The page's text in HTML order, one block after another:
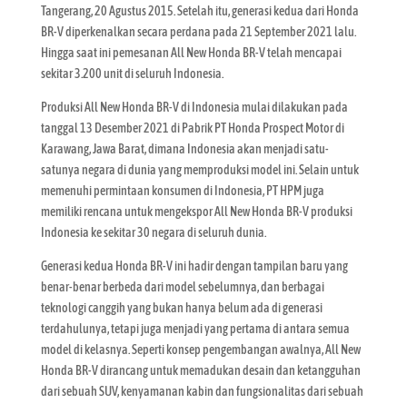
Tangerang, 20 Agustus 2015. Setelah itu, generasi kedua dari Honda
BR-V diperkenalkan secara perdana pada 21 September 2021 lalu.
Hingga saat ini pemesanan All New Honda BR-V telah mencapai
sekitar 3.200 unit di seluruh Indonesia.
Produksi All New Honda BR-V di Indonesia mulai dilakukan pada
tanggal 13 Desember 2021 di Pabrik PT Honda Prospect Motor di
Karawang, Jawa Barat, dimana Indonesia akan menjadi satu-
satunya negara di dunia yang memproduksi model ini. Selain untuk
memenuhi permintaan konsumen di Indonesia, PT HPM juga
memiliki rencana untuk mengekspor All New Honda BR-V produksi
Indonesia ke sekitar 30 negara di seluruh dunia.
Generasi kedua Honda BR-V ini hadir dengan tampilan baru yang
benar-benar berbeda dari model sebelumnya, dan berbagai
teknologi canggih yang bukan hanya belum ada di generasi
terdahulunya, tetapi juga menjadi yang pertama di antara semua
model di kelasnya. Seperti konsep pengembangan awalnya, All New
Honda BR-V dirancang untuk memadukan desain dan ketangguhan
dari sebuah SUV, kenyamanan kabin dan fungsionalitas dari sebuah